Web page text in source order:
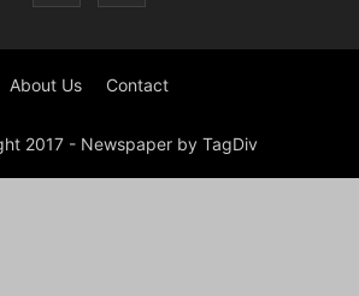
About Us Contact
2017 - Newspaper by TagDiv